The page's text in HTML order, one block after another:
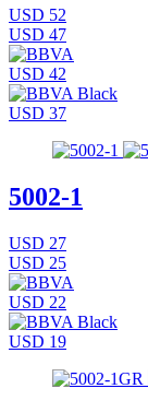
USD 52
USD 47
USD 42
USD 37
5002-1
USD 27
USD 25
USD 22
USD 19